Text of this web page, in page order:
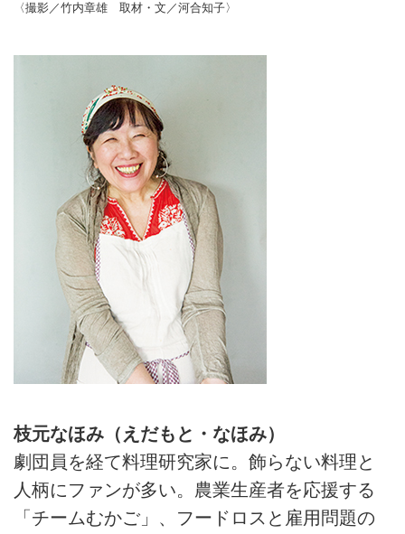
〈撮影／竹内章雄 取材・文／河合知子〉
枝元なほみ（えだもと・なほみ）
劇団員を経て料理研究家に。飾らない料理と
人柄にファンが多い。農業生産者を応援する
「チームむかご」、フードロスと雇用問題の